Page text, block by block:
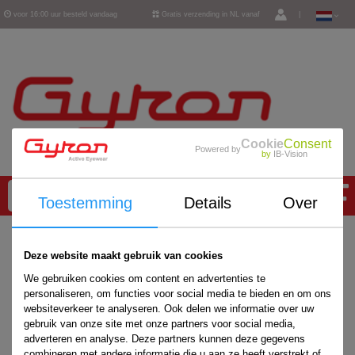
voor 16:00 uur besteld vandaag Gratis verzending in NL vanaf
Powered byCookieConsent
by IB-Vision
Toestemming Details Over
Deze website maakt gebruik van cookies
We gebruiken cookies om content en advertenties te
personaliseren, om functies voor social media te bieden en om ons
websiteverkeer te analyseren. Ook delen we informatie over uw
gebruik van onze site met onze partners voor social media,
adverteren en analyse. Deze partners kunnen deze gegevens